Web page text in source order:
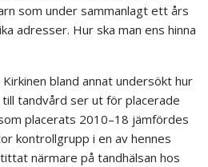
som under sammanlagt ett års
adresser. Hur ska man ens hinna
bland annat undersökt hur
tandvård ser ut för placerade
placerats 2010–18 jämfördes
kontrollgrupp i en av hennes
närmare på tandhälsan hos